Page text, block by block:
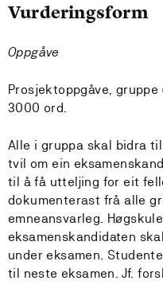
Vurderingsform
Oppgåve
Prosjektoppgåve,
3000 ord.
Alle i gruppa skal bidra
tvil om ein
til å få utteljing for eit
dokumenterast frå alle
emneansvarleg.
eksamenskandidaten
under eksamen.
til neste eksamen. Jf.